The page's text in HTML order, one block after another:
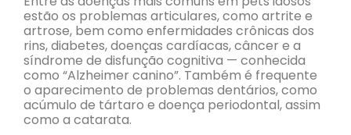
estão os problemas articulares, como artrite e
artrose, bem como enfermidades crônicas dos
rins, diabetes, doenças cardíacas, câncer e a
síndrome de disfunção cognitiva — conhecida
como “Alzheimer canino”. Também é frequente
o aparecimento de problemas dentários, como
acúmulo de tártaro e doença periodontal, assim
como a catarata.